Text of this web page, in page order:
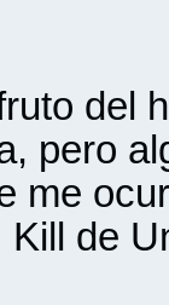
del
pero
me
de